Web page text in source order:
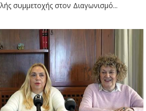
συμμετοχής στον Διαγωνισμό...